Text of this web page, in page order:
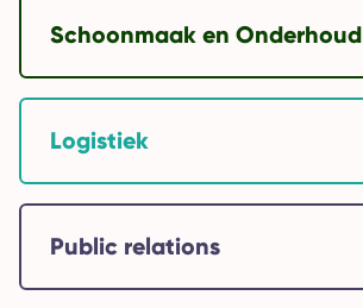
Schoonmaak en Onderhoud
Logistiek
Public relations